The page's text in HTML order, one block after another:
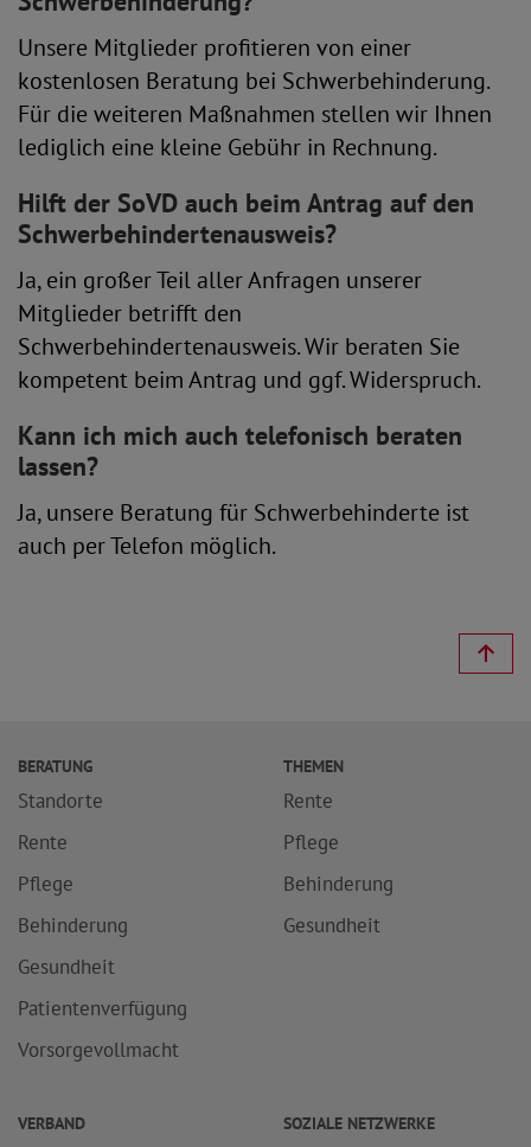
Unsere Mitglieder profitieren von einer
kostenlosen Beratung bei Schwerbehinderung.
Für die weiteren Maßnahmen stellen wir Ihnen
lediglich eine kleine Gebühr in Rechnung.
Hilft der SoVD auch beim Antrag auf den
Schwerbehindertenausweis?
Ja, ein großer Teil aller Anfragen unserer
Mitglieder betrifft den
Schwerbehindertenausweis. Wir beraten Sie
kompetent beim Antrag und ggf. Widerspruch.
Kann ich mich auch telefonisch beraten
lassen?
Ja, unsere Beratung für Schwerbehinderte ist
auch per Telefon möglich.
BERATUNG
Standorte
Rente
Pflege
Behinderung
Gesundheit
Patientenverfügung
Vorsorgevollmacht
THEMEN
Rente
Pflege
Behinderung
Gesundheit
VERBAND SOZIALE NETZWERKE